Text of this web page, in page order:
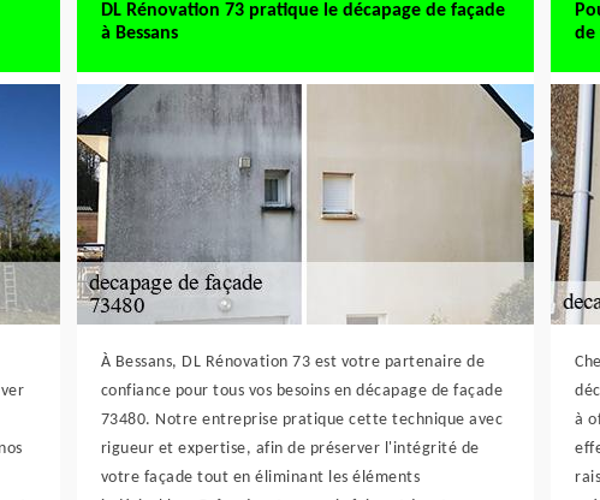
DL Rénovation 73 pratique le décapage de façade
à Bessans
À Bessans, DL Rénovation 73 est votre partenaire de
confiance pour tous vos besoins en décapage de façade
73480. Notre entreprise pratique cette technique avec
rigueur et expertise, afin de préserver l'intégrité de
votre façade tout en éliminant les éléments
de
à